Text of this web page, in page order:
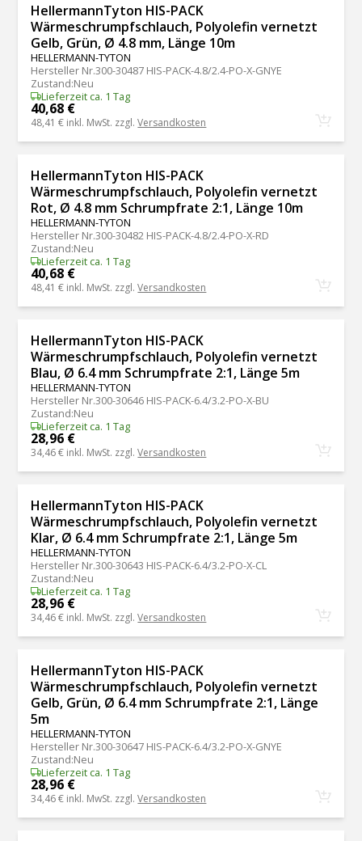
HellermannTyton HIS-PACK
Wärmeschrumpfschlauch, Polyolefin vernetzt
Gelb, Grün, Ø 4.8 mm, Länge 10m
HELLERMANN-TYTON
Hersteller Nr.300-30487 HIS-PACK-4.8/2.4-PO-X-GNYE
Zustand:Neu
Lieferzeit ca. 1 Tag
40,68 €
48,41 € inkl. MwSt. zzgl.Versandkosten
HellermannTyton HIS-PACK
Wärmeschrumpfschlauch, Polyolefin vernetzt
Rot, Ø 4.8 mm Schrumpfrate 2:1, Länge 10m
HELLERMANN-TYTON
Hersteller Nr.300-30482 HIS-PACK-4.8/2.4-PO-X-RD
Zustand:Neu
Lieferzeit ca. 1 Tag
40,68 €
48,41 € inkl. MwSt. zzgl.Versandkosten
HellermannTyton HIS-PACK
Wärmeschrumpfschlauch, Polyolefin vernetzt
Blau, Ø 6.4 mm Schrumpfrate 2:1, Länge 5m
HELLERMANN-TYTON
Hersteller Nr.300-30646 HIS-PACK-6.4/3.2-PO-X-BU
Zustand:Neu
Lieferzeit ca. 1 Tag
28,96 €
34,46 € inkl. MwSt. zzgl.Versandkosten
HellermannTyton HIS-PACK
Wärmeschrumpfschlauch, Polyolefin vernetzt
Klar, Ø 6.4 mm Schrumpfrate 2:1, Länge 5m
HELLERMANN-TYTON
Hersteller Nr.300-30643 HIS-PACK-6.4/3.2-PO-X-CL
Zustand:Neu
Lieferzeit ca. 1 Tag
28,96 €
34,46 € inkl. MwSt. zzgl.Versandkosten
HellermannTyton HIS-PACK
Wärmeschrumpfschlauch, Polyolefin vernetzt
Gelb, Grün, Ø 6.4 mm Schrumpfrate 2:1, Länge
5m
HELLERMANN-TYTON
Hersteller Nr.300-30647 HIS-PACK-6.4/3.2-PO-X-GNYE
Zustand:Neu
Lieferzeit ca. 1 Tag
28,96 €
34,46 € inkl. MwSt. zzgl.Versandkosten